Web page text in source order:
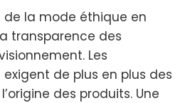
de la mode éthique en
transparence des
Les
de plus en plus des
des produits. Une